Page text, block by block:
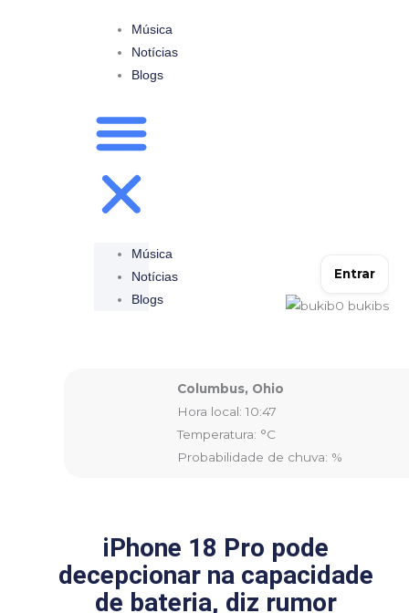
Música
Notícias
Blogs
Música
Notícias
Blogs
Entrar
0 bukibs
Columbus, Ohio
Hora local: 10:47
Temperatura: °C
Probabilidade de chuva: %
iPhone 18 Pro pode
decepcionar na capacidade
de bateria, diz rumor